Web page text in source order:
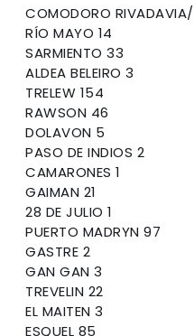
COMODORO
RÍO MAYO 14
SARMIENTO 33
ALDEA BELEIRO 3
TRELEW 154
RAWSON 46
DOLAVON 5
PASO DE INDIOS 2
CAMARONES 1
GAIMAN 21
28 DE JULIO 1
PUERTO MADRYN 97
GASTRE 2
GAN GAN 3
TREVELIN 22
EL MAITEN 3
ESQUEL 85